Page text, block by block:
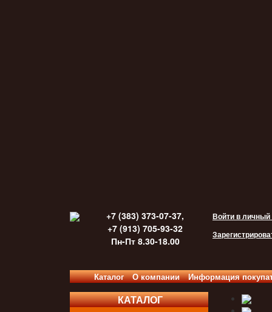
+7 (383) 373-07-37,
+7 (913) 705-93-32
Пн-Пт 8.30-18.00
Войти в личный
Каталог О компании Информация
КАТАЛОГ